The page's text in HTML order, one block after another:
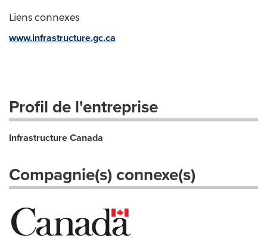
Liens connexes
www.infrastructure.gc.ca
Profil de l'entreprise
Infrastructure Canada
Compagnie(s) connexe(s)